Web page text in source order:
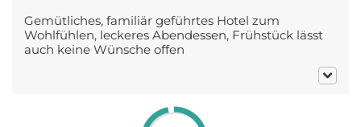
Gemütliches, familiär geführtes Hotel zum
Wohlfühlen, leckeres Abendessen, Frühstück lässt
auch keine Wünsche offen